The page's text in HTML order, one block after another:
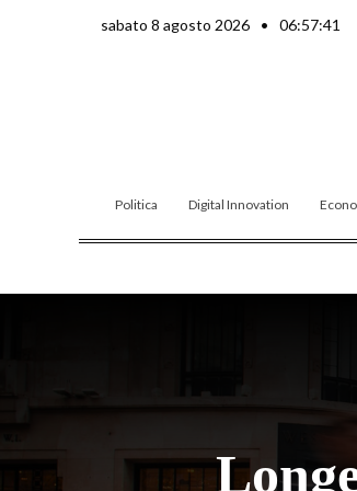
sabato 8 agosto 2026 • 06:57:42
Politica Digital Innovation